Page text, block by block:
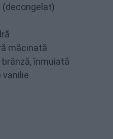
(decongelat)
măcinată
înmuiată
vanilie